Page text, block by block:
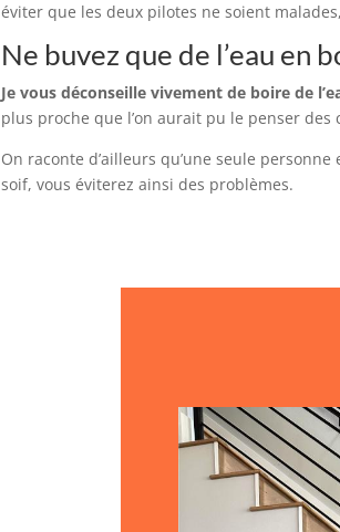
éviter que les deux pilotes ne soient
Ne buvez que de l’eau en
Je vous déconseille vivement de boire de
plus proche que l’on aurait pu le penser des
On raconte d’ailleurs qu’une seule
soif, vous éviterez ainsi des problèmes.